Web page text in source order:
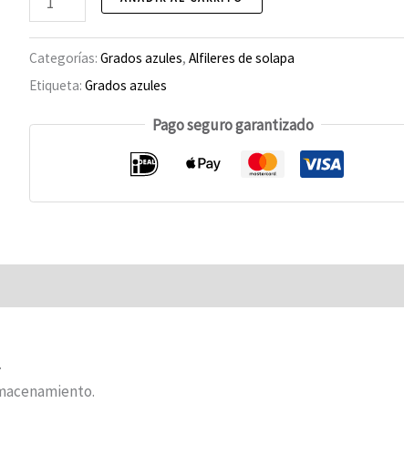
de
solapa
127
número
Categorías: Grados azules, Alfileres de solapa
Etiqueta: Grados azules
Pago seguro garantizado